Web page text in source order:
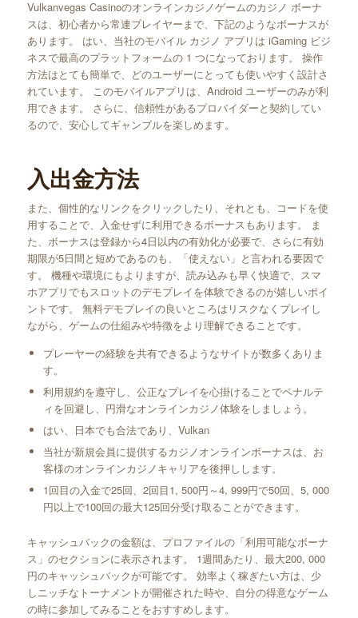
Vulkanvegas Casinoのオンラインカジノゲームのカジノ ボーナ
スは、初心者から常連プレイヤーまで、下記のようなボーナスが
あります。 はい、当社のモバイル カジノ アプリは iGaming ビジ
ネスで最高のプラットフォームの 1 つになっております。 操作
方法はとても簡単で、どのユーザーにとっても使いやすく設計さ
れています。 このモバイルアプリは、Android ユーザーのみが利
用できます。 さらに、信頼性があるプロバイダーと契約してい
るので、安心してギャンブルを楽しめます。
入出金方法
また、個性的なリンクをクリックしたり、それとも、コードを使
用することで、入金せずに利用できるボーナスもあります。 ま
た、ボーナスは登録から4日以内の有効化が必要で、さらに有効
期限が5日間と短めであるのも、「使えない」と言われる要因で
す。 機種や環境にもよりますが、読み込みも早く快適で、スマ
ホアプリでもスロットのデモプレイを体験できるのが嬉しいポイ
ントです。 無料デモプレイの良いところはリスクなくプレイし
ながら、ゲームの仕組みや特徴をより理解できることです。
プレーヤーの経験を共有できるようなサイトが数多くありま
す。
利用規約を遵守し、公正なプレイを心掛けることでペナルテ
ィを回避し、円滑なオンラインカジノ体験をしましょう。
はい、日本でも合法であり、Vulkan
当社が新規会員に提供するカジノオンラインボーナスは、お
客様のオンラインカジノキャリアを後押しします。
1回目の入金で25回、2回目1, 500円～4, 999円で50回、5, 000
円以上で100回の最大125回分受け取ることができます。
キャッシュバックの金額は、プロファイルの「利用可能なボーナ
ス」のセクションに表示されます。 1週間あたり、最大200, 000
円のキャッシュバックが可能です。 効率よく稼ぎたい方は、少
しニッチなトーナメントが開催された時や、自分の得意なゲーム
の時に参加してみることをおすすめします。